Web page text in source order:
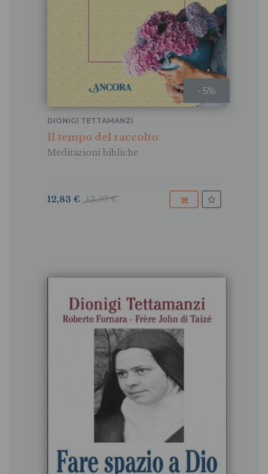
- 5%
Il tempo del raccolto
Meditazioni bibliche
DIONIGI TETTAMANZI
13,50 €
12,83 €